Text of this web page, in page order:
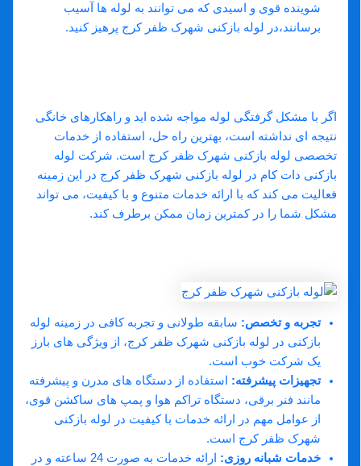
شوینده قوی و اسیدی که می‌ توانند به لوله ‌ها آسیب
برسانند،در لوله بازکنی شهرک ظفر کرج پرهیز کنید.
اگر با مشکل گرفتگی لوله مواجه شده ‌اید و راهکارهای خانگی
نتیجه ‌ای نداشته است، بهترین راه حل، استفاده از خدمات
تخصصی لوله بازکنی شهرک ظفر کرج است. شرکت ‌لوله
بازکنی دات کام در لوله بازکنی شهرک ظفر کرج در این زمینه
فعالیت می ‌کند که با ارائه خدمات متنوع و با کیفیت، می‌ تواند
مشکل شما را در کمترین زمان ممکن برطرف کند.
تجربه و تخصص: سابقه طولانی و تجربه کافی در زمینه لوله
بازکنی در لوله بازکنی شهرک ظفر کرج، از ویژگی‌ های بارز
یک شرکت خوب است.
تجهیزات پیشرفته: استفاده از دستگاه ‌های مدرن و پیشرفته
مانند فنر برقی، دستگاه تراکم هوا و پمپ‌ های ساکشن قوی،
از عوامل مهم در ارائه خدمات با کیفیت در لوله بازکنی
شهرک ظفر کرج است.
خدمات شبانه ‌روزی:
ارائه خدمات به صورت 24 ساعته و در